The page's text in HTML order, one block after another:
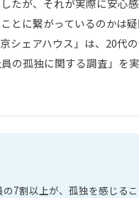
たが、それが実際に安心
とに繋がっているのかは
シェアハウス」は、20代
の孤独に関する調査」を
7割以上が、孤独を感じる